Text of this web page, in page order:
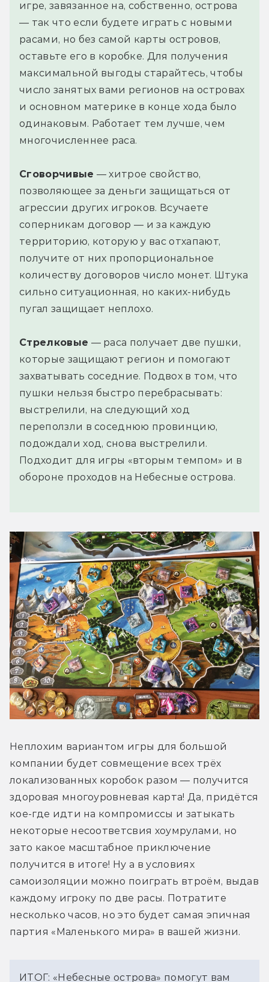
игре, завязанное на, собственно, острова
— так что если будете играть с новыми
расами, но без самой карты островов,
оставьте его в коробке. Для получения
максимальной выгоды старайтесь, чтобы
число занятых вами регионов на островах
и основном материке в конце хода было
одинаковым. Работает тем лучше, чем
многочисленнее раса.
Сговорчивые — хитрое свойство,
позволяющее за деньги защищаться от
агрессии других игроков. Всучаете
соперникам договор — и за каждую
территорию, которую у вас отхапают,
получите от них пропорциональное
количеству договоров число монет. Штука
сильно ситуационная, но каких-нибудь
пугал защищает неплохо.
Стрелковые — раса получает две пушки,
которые защищают регион и помогают
захватывать соседние. Подвох в том, что
пушки нельзя быстро перебрасывать:
выстрелили, на следующий ход
переползли в соседнюю провинцию,
подождали ход, снова выстрелили.
Подходит для игры «вторым темпом» и в
обороне проходов на Небесные острова.
Неплохим вариантом игры для большой
компании будет совмещение всех трёх
локализованных коробок разом — получится
здоровая многоуровневая карта! Да, придётся
кое-где идти на компромиссы и затыкать
некоторые несоответсвия хоумрулами, но
зато какое масштабное приключение
получится в итоге! Ну а в условиях
самоизоляции можно поиграть втроём, выдав
каждому игроку по две расы. Потратите
несколько часов, но это будет самая эпичная
партия «Маленького мира» в вашей жизни.
ИТОГ: «Небесные острова» помогут вам